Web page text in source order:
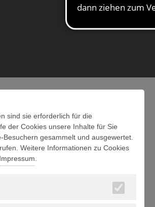
sind sie erforderlich für die
der Cookies unsere Inhalte für Sie
gesammelt und ausgewertet.
Weitere Informationen zu Cookies
Impressum